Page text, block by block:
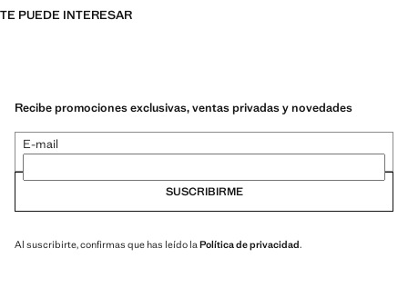
TE PUEDE INTERESAR
Recibe promociones exclusivas, ventas privadas y novedades
E-mail
SUSCRIBIRME
Al suscribirte, confirmas que has leído laPolítica de privacidad.